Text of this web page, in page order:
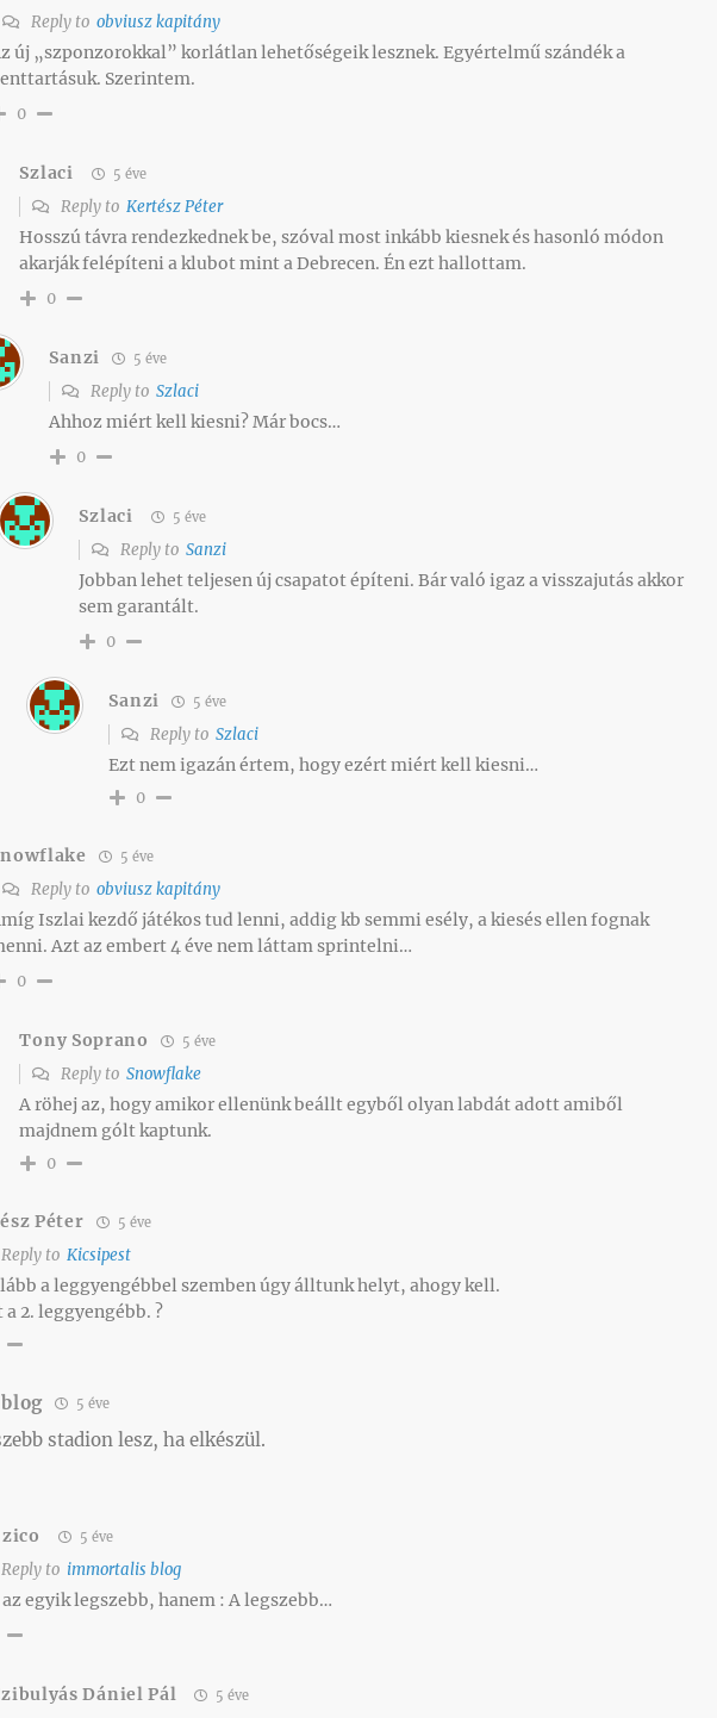
Reply toobviusz kapitány
új „szponzorokkal” korlátlan lehetőségeik lesznek. Egyértelmű szándék a
Szerintem.
0
Szlaci 5 éve
Reply toKertész Péter
Hosszú távra rendezkednek be, szóval most inkább kiesnek és hasonló módon
akarják felépíteni a klubot mint a Debrecen. Én ezt hallottam.
0
Sanzi 5 éve
Reply toSzlaci
Ahhoz miért kell kiesni? Már bocs…
0
Szlaci 5 éve
Reply toSanzi
Jobban lehet teljesen új csapatot építeni. Bár való igaz a visszajutás akkor
sem garantált.
0
Sanzi 5 éve
Reply toSzlaci
Ezt nem igazán értem, hogy ezért miért kell kiesni…
0
5 éve
Reply toobviusz kapitány
Iszlai kezdő játékos tud lenni, addig kb semmi esély, a kiesés ellen fognak
Azt az embert 4 éve nem láttam sprintelni…
0
Tony Soprano 5 éve
Reply toSnowflake
A röhej az, hogy amikor ellenünk beállt egyből olyan labdát adott amiből
majdnem gólt kaptunk.
0
Péter 5 éve
Reply toKicsipest
a leggyengébbel szemben úgy álltunk helyt, ahogy kell.
a 2. leggyengébb. ?
5 éve
stadion lesz, ha elkészül.
5 éve
Reply to immortalis blog
egyik legszebb, hanem : A legszebb…
Dániel Pál 5 éve